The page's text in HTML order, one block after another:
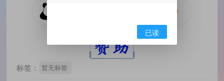
标签： 暂无标签
已读